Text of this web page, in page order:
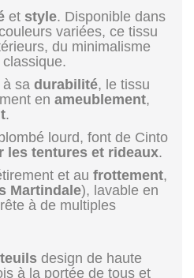
et style. Disponible dans
variées, ce tissu
du minimalisme
à sa durabilité, le tissu
en ameublement,
.
lourd, font de Cinto
les tentures et rideaux.
et au frottement,
Martindale), lavable en
à de multiples
design de haute
à la portée de tous et